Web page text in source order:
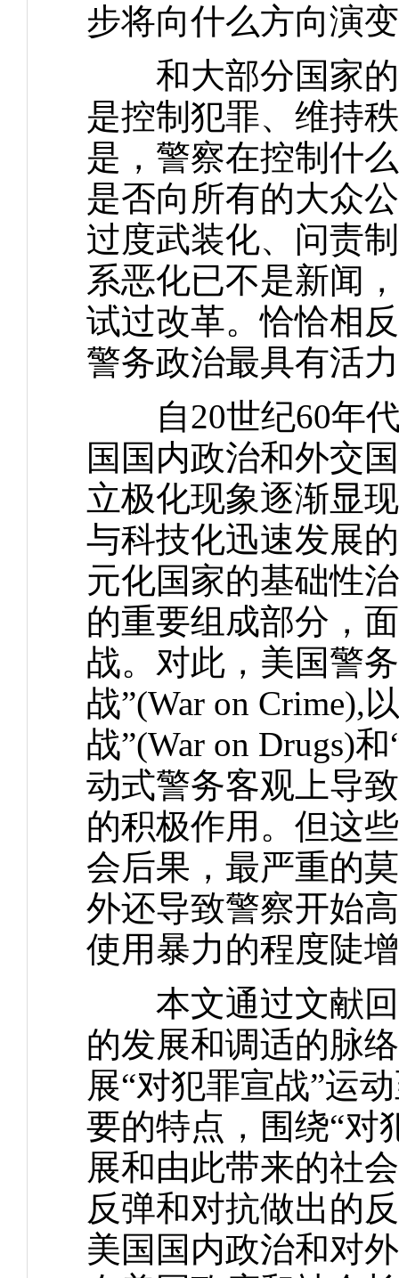
步将向什么方向演
和大部分国家的
是控制犯罪、维持
是，警察在控制什
是否向所有的大众
过度武装化、问责
系恶化已不是新闻
试过改革。恰恰相
警务政治最具有活
自20世纪60年代
国国内政治和外交
立极化现象逐渐显
与科技化迅速发展
元化国家的基础性
的重要组成部分，
战。对此，美国警
战”(War on Crime),
战”(War on Drugs)
动式警务客观上导
的积极作用。但这
会后果，最严重的
外还导致警察开始
使用暴力的程度陡
本文通过文献回
的发展和调适的脉
展“对犯罪宣战”运
要的特点，围绕“对
展和由此带来的社
反弹和对抗做出的
美国国内政治和对